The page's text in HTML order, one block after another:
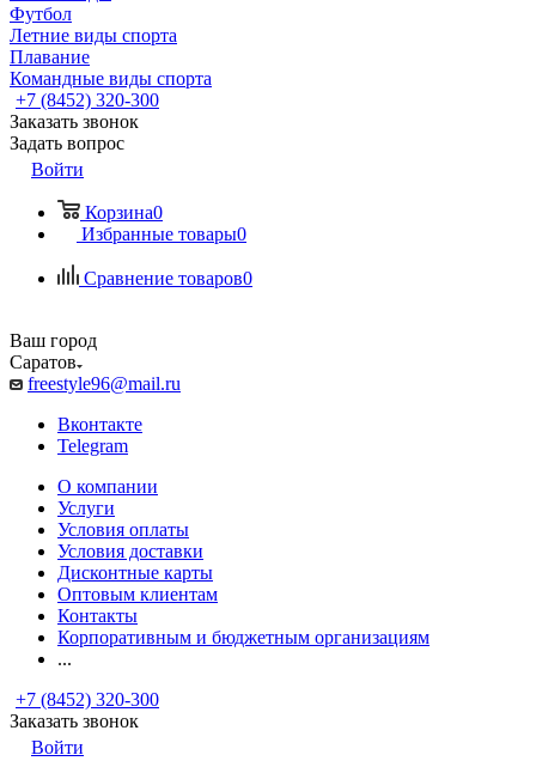
Футбол
Летние виды спорта
Плавание
Командные виды спорта
+7 (8452) 320-300
Заказать звонок
Задать вопрос
Войти
Корзина0
Избранные товары0
Сравнение товаров0
Ваш город
Саратов
freestyle96@mail.ru
Вконтакте
Telegram
О компании
Услуги
Условия оплаты
Условия доставки
Дисконтные карты
Оптовым клиентам
Контакты
Корпоративным и бюджетным организациям
...
+7 (8452) 320-300
Заказать звонок
Войти